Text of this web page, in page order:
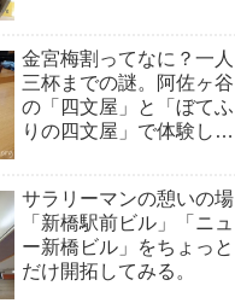
金宮梅割ってなに？一人
三杯までの謎。阿佐ヶ谷
の「四文屋」と「ぼてふ
りの四文屋」で体験して
サラリーマンの憩いの場
「新橋駅前ビル」「ニュ
ー新橋ビル」をちょっと
だけ開拓してみる。